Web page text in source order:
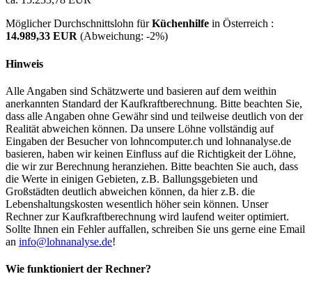
Möglicher Durchschnittslohn fürKüchenhilfe in Österreich :
14.989,33 EUR (Abweichung: -2%)
Hinweis
Alle Angaben sind Schätzwerte und basieren auf dem weithin
anerkannten Standard der Kaufkraftberechnung. Bitte beachten Sie,
dass alle Angaben ohne Gewähr sind und teilweise deutlich von der
Realität abweichen können. Da unsere Löhne vollständig auf
Eingaben der Besucher von lohncomputer.ch und lohnanalyse.de
basieren, haben wir keinen Einfluss auf die Richtigkeit der Löhne,
die wir zur Berechnung heranziehen. Bitte beachten Sie auch, dass
die Werte in einigen Gebieten, z.B. Ballungsgebieten und
Großstädten deutlich abweichen können, da hier z.B. die
Lebenshaltungskosten wesentlich höher sein können. Unser
Rechner zur Kaufkraftberechnung wird laufend weiter optimiert.
Sollte Ihnen ein Fehler auffallen, schreiben Sie uns gerne eine Email
an info@lohnanalyse.de!
Wie funktioniert der Rechner?